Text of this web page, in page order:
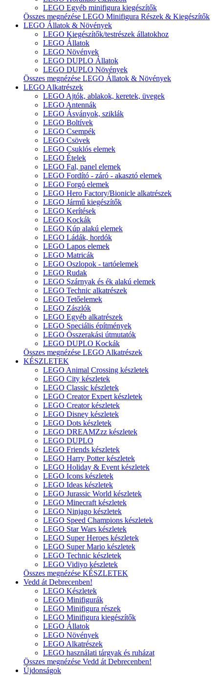
LEGO Egyéb minifigura kiegészítők
Összes megnézése LEGO Minifigura Részek & Kiegészítők
LEGO Állatok & Növények
LEGO Kiegészítők/testrészek állatokhoz
LEGO Állatok
LEGO Növények
LEGO DUPLO Állatok
LEGO DUPLO Növények
Összes megnézése LEGO Állatok & Növények
LEGO Alkatrészek
LEGO Ajtók, ablakok, keretek, üvegek
LEGO Antennák
LEGO Ásványok, sziklák
LEGO Boltívek
LEGO Csempék
LEGO Csövek
LEGO Csuklós elemek
LEGO Ételek
LEGO Fal, panel elemek
LEGO Fordító - záró - akasztó elemek
LEGO Forgó elemek
LEGO Hero Factory/Bionicle alkatrészek
LEGO Jármű kiegészítők
LEGO Kerítések
LEGO Kockák
LEGO Kúp alakú elemek
LEGO Ládák, hordók
LEGO Lapos elemek
LEGO Matricák
LEGO Oszlopok - tartóelemek
LEGO Rudak
LEGO Szárnyak és ék alakú elemek
LEGO Technic alkatrészek
LEGO Tetőelemek
LEGO Zászlók
LEGO Egyéb alkatrészek
LEGO Speciális építmények
LEGO Összerakási útmutatók
LEGO DUPLO Kockák
Összes megnézése LEGO Alkatrészek
KÉSZLETEK
LEGO Animal Crossing készletek
LEGO City készletek
LEGO Classic készletek
LEGO Creator Expert készletek
LEGO Creator készletek
LEGO Disney készletek
LEGO Dots készletek
LEGO DREAMZzz készletek
LEGO DUPLO
LEGO Friends készletek
LEGO Harry Potter készletek
LEGO Holiday & Event készletek
LEGO Icons készletek
LEGO Ideas készletek
LEGO Jurassic World készletek
LEGO Minecraft készletek
LEGO Ninjago készletek
LEGO Speed Champions készletek
LEGO Star Wars készletek
LEGO Super Heroes készletek
LEGO Super Mario készletek
LEGO Technic készletek
LEGO Vidiyo készletek
Összes megnézése KÉSZLETEK
Vedd át Debrecenben!
LEGO Készletek
LEGO Minifigurák
LEGO Minifigura részek
LEGO Minifigura kiegészítők
LEGO Állatok
LEGO Növények
LEGO Alkatrészek
LEGO használati tárgyak és ruházat
Összes megnézése Vedd át Debrecenben!
Újdonságok